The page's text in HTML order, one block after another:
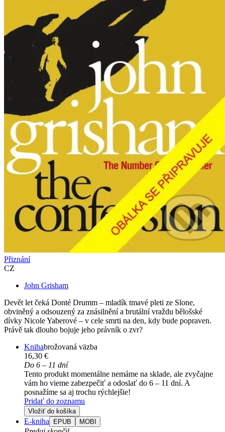
Přiznání
CZ
John Grisham
Devět let čeká Donté Drumm – mladík tmavé pleti ze Slone,
obviněný a odsouzený za znásilnění a brutální vraždu bělošské
dívky Nicole Yaberové – v cele smrti na den, kdy bude popraven.
Právě tak dlouho bojuje jeho právník o zvr?
Knihabrožovaná väzba
16,30 €
Do 6 – 11 dní
Tento produkt momentálne nemáme na sklade, ale zvyčajne
vám ho vieme zabezpečiť a odoslať do 6 – 11 dní. A
posnažíme sa aj trochu rýchlejšie!
Pridať do zoznamu
Vložiť do košíka
E-kniha EPUB MOBI